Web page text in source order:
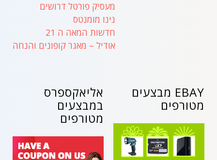
מעסיק פורטל דרושים
נינו מומנטס
חדשות המאה ה 21
אודיל – מאגר קופונים והנחה
אליאקספרס
במבצעים
מטורפים
EBAY מבצעים
מטורפים